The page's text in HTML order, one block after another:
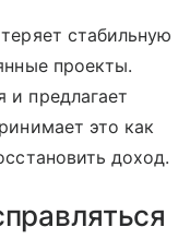
стабильную
проекты.
предлагает
это как
доход.